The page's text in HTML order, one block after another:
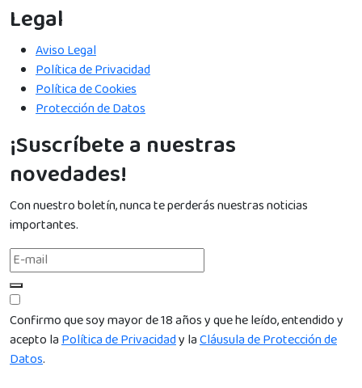
Legal
Aviso Legal
Política de Privacidad
Política de Cookies
Protección de Datos
¡Suscríbete a nuestras
novedades!
Con nuestro boletín, nunca te perderás nuestras noticias
importantes.
Confirmo que soy mayor de 18 años y que he leído, entendido y
acepto laPolítica de Privacidady laCláusula de Protección de
Datos.